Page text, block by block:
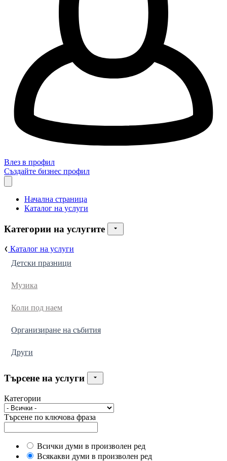
Влез в профил
Създайте бизнес профил
Начална страница
Каталог на услуги
Категории на услугите
Каталог на услуги
Детски празници
Музика
Коли под наем
Организиране на събития
Други
Търсене на услуги
Категории
Търсене по ключова фраза
Всички думи в произволен ред
Всякакви думи в произволен ред